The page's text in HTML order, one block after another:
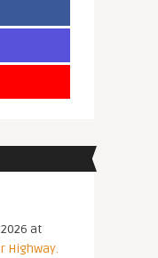
at
Highway.